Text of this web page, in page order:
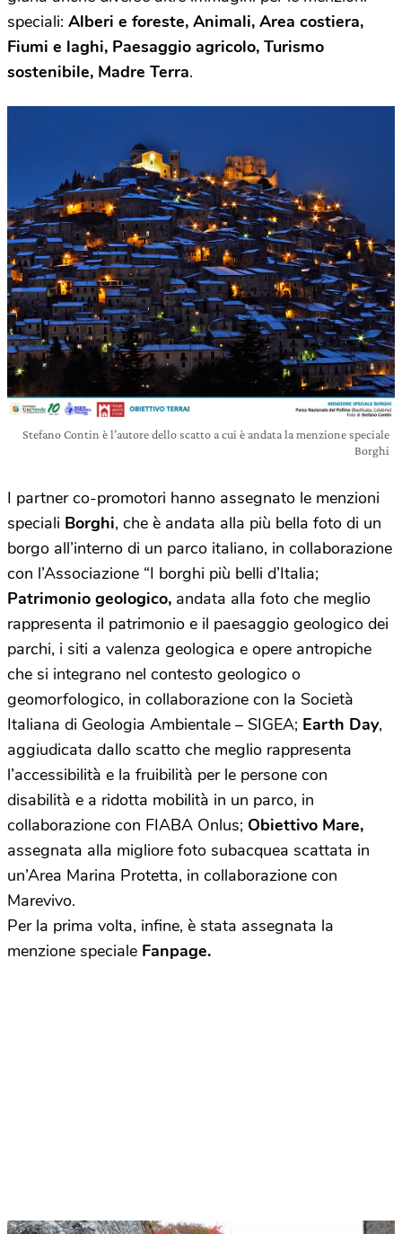
speciali: Alberi e foreste, Animali, Area costiera,
Fiumi e laghi, Paesaggio agricolo, Turismo
sostenibile, Madre Terra.
Stefano Contin è l’autore dello scatto a cui è andata la menzione speciale
Borghi
I partner co-promotori hanno assegnato le menzioni
speciali Borghi, che è andata alla più bella foto di un
borgo all’interno di un parco italiano, in collaborazione
con l’Associazione “I borghi più belli d’Italia;
Patrimonio geologico, andata alla foto che meglio
rappresenta il patrimonio e il paesaggio geologico dei
parchi, i siti a valenza geologica e opere antropiche
che si integrano nel contesto geologico o
geomorfologico, in collaborazione con la Società
Italiana di Geologia Ambientale – SIGEA; Earth Day,
aggiudicata dallo scatto che meglio rappresenta
l’accessibilità e la fruibilità per le persone con
disabilità e a ridotta mobilità in un parco, in
collaborazione con FIABA Onlus; Obiettivo Mare,
assegnata alla migliore foto subacquea scattata in
un’Area Marina Protetta, in collaborazione con
Marevivo.
Per la prima volta, infine, è stata assegnata la
menzione speciale Fanpage.